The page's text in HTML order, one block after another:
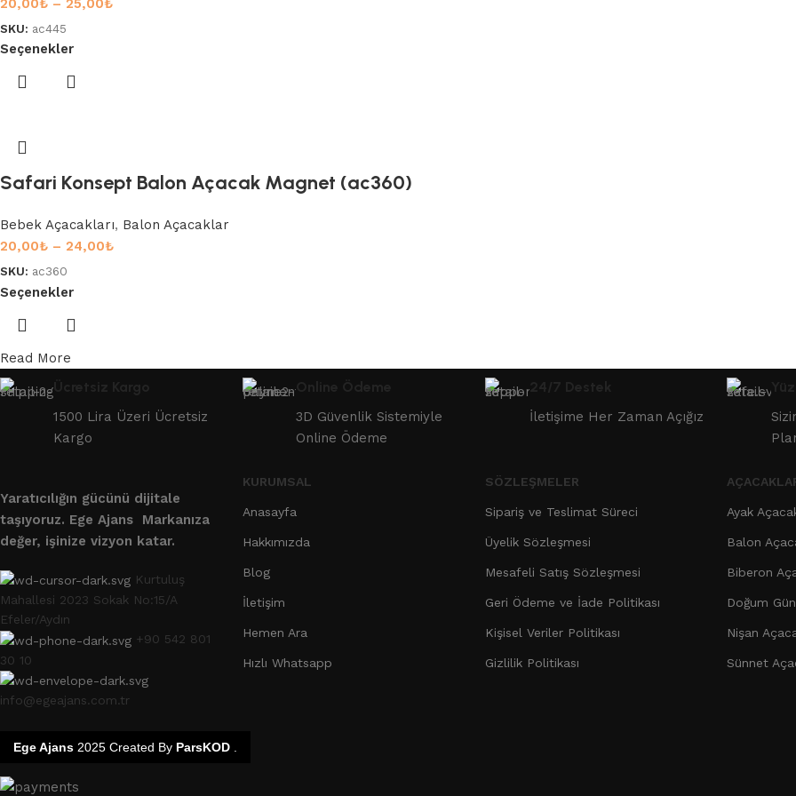
20,00₺ – 25,00₺
SKU: ac445
Seçenekler
Safari Konsept Balon Açacak Magnet (ac360)
Bebek Açacakları, Balon Açacaklar
20,00₺ – 24,00₺
SKU: ac360
Seçenekler
Read More
1500 Lira Üzeri Ücretsiz
Kargo
Online Ödeme
3D Güvenlik Sistemiyle
Online Ödeme
24/7 Destek
İletişime Her Zaman Açığız
Yaratıcılığın gücünü dijitale
taşıyoruz. Ege Ajans Markanıza
değer, işinize vizyon katar.
Kurtuluş
Mahallesi 2023 Sokak No:15/A
Efeler/Aydın
+90 542 801
30 10
info@egeajans.com.tr
KURUMSAL
Anasayfa
Hakkımızda
Blog
İletişim
Hemen Ara
Hızlı Whatsapp
SÖZLEŞMELER
Sipariş ve Teslimat Süreci
Üyelik Sözleşmesi
Mesafeli Satış Sözleşmesi
Geri Ödeme ve İade Politikası
Kişisel Veriler Politikası
Gizlilik Politikası
Ayak
Balon
Biberon
Doğum
Nişan
Sünnet
Ege Ajans 2025 Created By ParsKOD